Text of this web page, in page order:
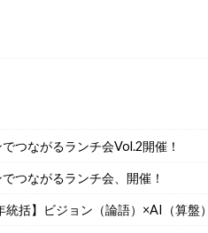
つながるランチ会Vol.2開催！
つながるランチ会、開催！
統括】ビジョン（論語）×AI（算盤